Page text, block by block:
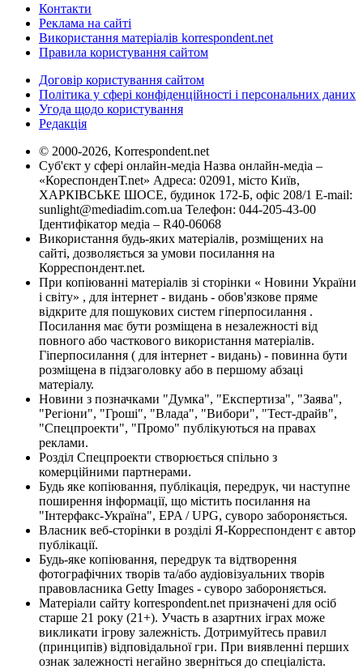
Контакти
Реклама на сайті
Використання матеріалів korrespondent.net
Правила користування сайтом
Договір користування сайтом
Політика у сфері конфіденційності і персональних даних
Угода щодо користування
Редакція
© 2000-2026, Korrespondent.net
Суб'єкт у сфері онлайн-медіа Назва онлайн-медіа –
«КореспонденТ.net» Адреса: 02091, місто Київ,
ХАРКІВСЬКЕ ШОСЕ, будинок 172-Б, офіс 208/1 E-mail:
sunlight@mediadim.com.ua Телефон: 044-205-43-00
Ідентифікатор медіа – R40-06068
Використання будь-яких матеріалів, розміщених на
сайті, дозволяється за умови посилання на
Корреспондент.net.
При копіюванні матеріалів зі сторінки « Новини України
і світу» , для інтернет - видань - обов'язкове пряме
відкрите для пошукових систем гіперпосилання .
Посилання має бути розміщена в незалежності від
повного або часткового використання матеріалів.
Гіперпосилання ( для інтернет - видань) - повинна бути
розміщена в підзаголовку або в першому абзаці
матеріалу.
Новини з позначками "Думка", "Експертиза", "Заява",
"Регіони", "Гроші", "Влада", "Вибори", "Тест-драйв",
"Спецпроекти", "Промо" публікуються на правах
реклами.
Розділ Спецпроекти створюється спільно з
комерційними партнерами.
Будь яке копіювання, публікація, передрук, чи наступне
поширення інформації, що містить посилання на
"Інтерфакс-Україна", EPA / UPG, суворо забороняється.
Власник веб-сторінки в розділі Я-Корреспондент є автор
публікації.
Будь-яке копіювання, передрук та відтворення
фотографічних творів та/або аудіовізуальних творів
правовласника Getty Images - суворо забороняється.
Матеріали сайту korrespondent.net призначені для осіб
старше 21 року (21+). Участь в азартних іграх може
викликати ігрову залежність. Дотримуйтесь правил
(принципів) відповідальної гри. При виявленні перших
ознак залежності негайно зверніться до спеціаліста.